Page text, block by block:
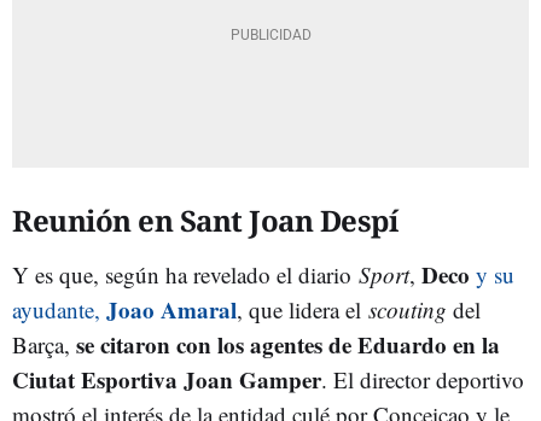
Reunión en Sant Joan Despí
Y es que, según ha revelado el diario Sport, Deco y su
ayudante, Joao Amaral, que lidera el scouting del
Barça, se citaron con los agentes de Eduardo en la
Ciutat Esportiva Joan Gamper. El director deportivo
mostró el interés de la entidad culé por Conceiçao y le